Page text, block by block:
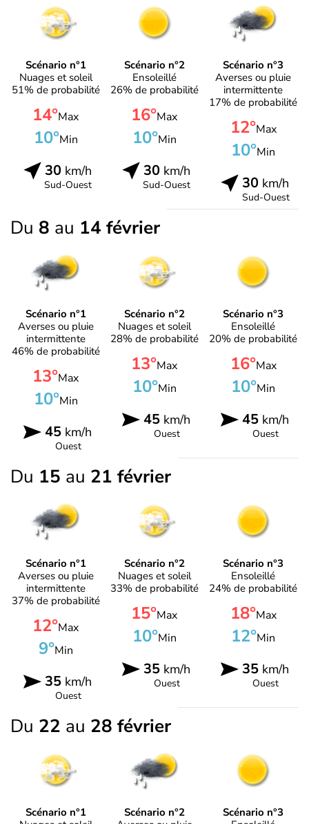
Scénario n°1
Nuages et soleil
51% de probabilité
14°Max
10°Min
30km/h
Sud-Ouest
Scénario n°2
Ensoleillé
26% de probabilité
16°Max
10°Min
30km/h
Sud-Ouest
Scénario n°3
Averses ou pluie
intermittente
17% de probabilité
12°Max
10°Min
30 km/h
Sud-Ouest
Du 8 au 14 février
Scénario n°1
Averses ou pluie
intermittente
46% de probabilité
13°Max
10°Min
45km/h
Ouest
Scénario n°2
Nuages et soleil
28% de probabilité
13°Max
10°Min
45km/h
Ouest
Scénario n°3
Ensoleillé
20% de probabilité
16°Max
10°Min
45 km/h
Ouest
Du 15 au 21 février
Scénario n°1
Averses ou pluie
intermittente
37% de probabilité
12°Max
9°Min
35km/h
Ouest
Scénario n°2
Nuages et soleil
33% de probabilité
15°Max
10°Min
35km/h
Ouest
Scénario n°3
Ensoleillé
24% de probabilité
18°Max
12°Min
35 km/h
Ouest
Du 22 au 28 février
Scénario n°1
Scénario n°2
Scénario n°3